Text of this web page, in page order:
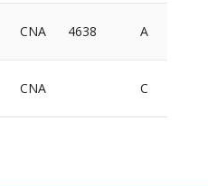
CNA 4638 A
CNA C